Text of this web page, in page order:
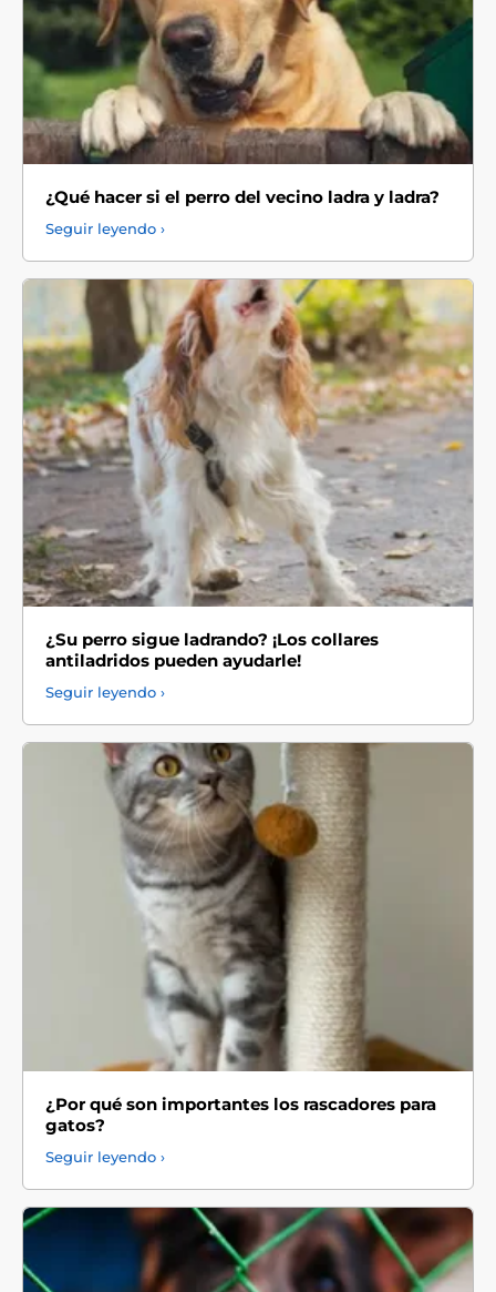
¿Qué hacer si el perro del vecino ladra y ladra?
Seguir leyendo ›
¿Su perro sigue ladrando? ¡Los collares
antiladridos pueden ayudarle!
Seguir leyendo ›
¿Por qué son importantes los rascadores para
gatos?
Seguir leyendo ›